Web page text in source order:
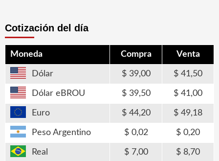
Cotización del día
Moneda Compra Venta
Dólar 39,00 41,50
Dólar eBROU 39,50 41,00
Euro 44,20 49,18
Peso Argentino 0,02 0,20
Real 7,00 8,70